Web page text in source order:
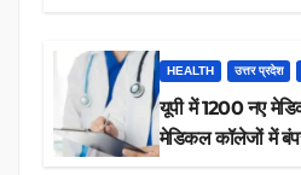
HEALTH उत्तर प्रदेश
यूपी में 1200 नए
मेडिकल कॉलेजों में